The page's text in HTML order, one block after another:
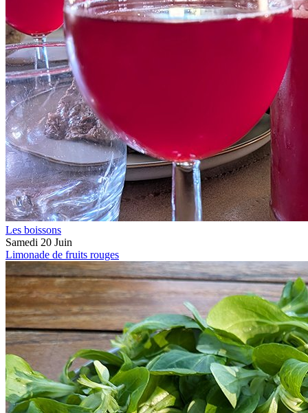
Les boissons
Samedi 20 Juin
Limonade de fruits rouges